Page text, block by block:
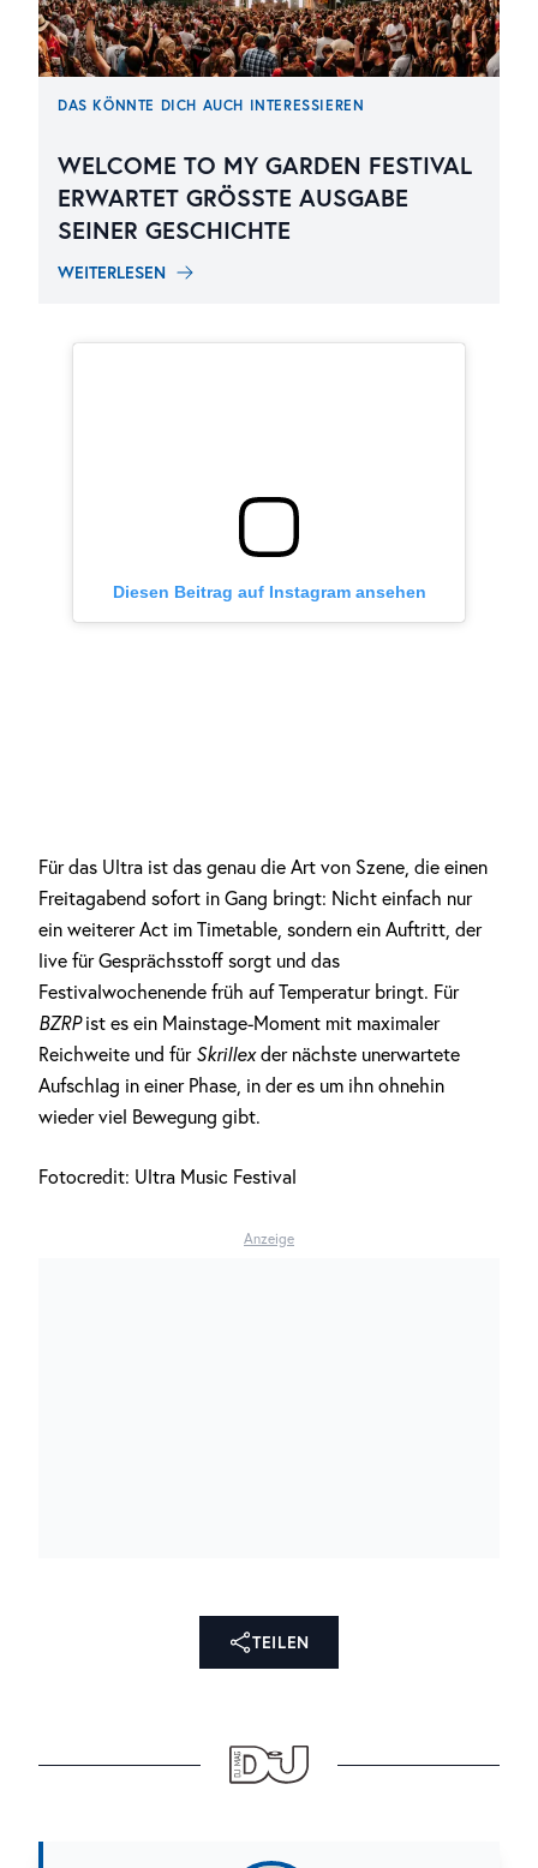
DAS KÖNNTE DICH AUCH INTERESSIEREN
WELCOME TO MY GARDEN FESTIVAL
ERWARTET GRÖSSTE AUSGABE S
EINER GESCHICHTE
WEITERLESEN
Diesen Beitrag auf Instagram ansehen
Für das Ultra ist das genau die Art von Szene, die einen
Freitagabend sofort in Gang bringt: Nicht einfach nur
ein weiterer Act im Timetable, sondern ein Auftritt, der
live für Gesprächsstoff sorgt und das
Festivalwochenende früh auf Temperatur bringt. Für
BZRPist es ein Mainstage-Moment mit maximaler
Reichweite und für Skrillexder nächste unerwartete
Aufschlag in einer Phase, in der es um ihn ohnehin
wieder viel Bewegung gibt.
Fotocredit: Ultra Music Festival
Anzeige
TEILEN